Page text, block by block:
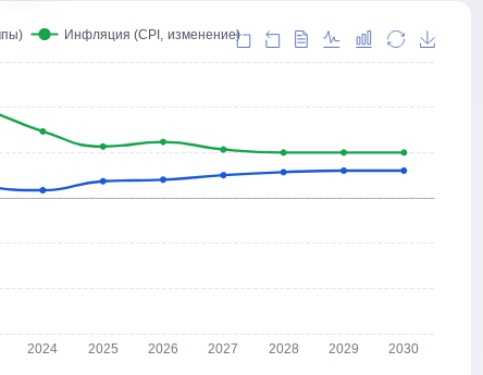
2024 2025 2026 2027 2028 2029 2030
Инфляция (CPI, изменение)